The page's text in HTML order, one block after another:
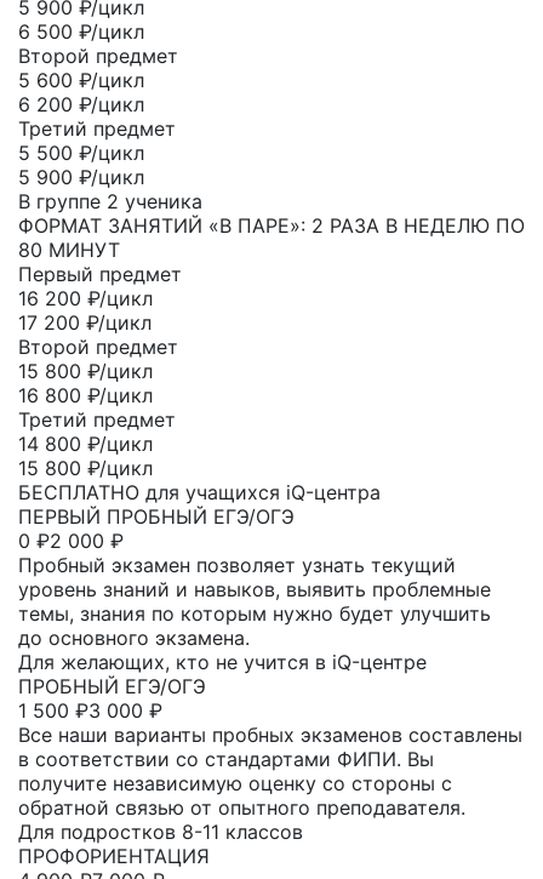
5 900 ₽/цикл
6 500 ₽/цикл
Второй предмет
5 600 ₽/цикл
6 200 ₽/цикл
Третий предмет
5 500 ₽/цикл
5 900 ₽/цикл
В группе 2 ученика
ФОРМАТ ЗАНЯТИЙ «В ПАРЕ»: 2 РАЗА В НЕДЕЛЮ ПО
80 МИНУТ
Первый предмет
16 200 ₽/цикл
17 200 ₽/цикл
Второй предмет
15 800 ₽/цикл
16 800 ₽/цикл
Третий предмет
14 800 ₽/цикл
15 800 ₽/цикл
БЕСПЛАТНО для учащихся iQ-центра
ПЕРВЫЙ ПРОБНЫЙ ЕГЭ/ОГЭ
0 ₽2 000 ₽
Пробный экзамен позволяет узнать текущий
уровень знаний и навыков, выявить проблемные
темы, знания по которым нужно будет улучшить
до основного экзамена.
Для желающих, кто не учится в iQ-центре
ПРОБНЫЙ ЕГЭ/ОГЭ
1 500 ₽3 000 ₽
Все наши варианты пробных экзаменов составлены
в соответствии со стандартами ФИПИ. Вы
получите независимую оценку со стороны с
обратной связью от опытного преподавателя.
Для подростков 8-11 классов
ПРОФОРИЕНТАЦИЯ